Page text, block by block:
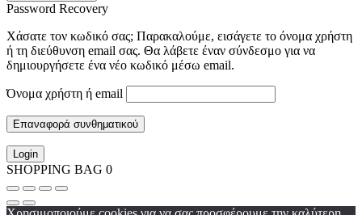
Password Recovery
Χάσατε τον κωδικό σας; Παρακαλούμε, εισάγετε το όνομα χρήστη
ή τη διεύθυνση email σας. Θα λάβετε έναν σύνδεσμο για να
δημιουργήσετε ένα νέο κωδικό μέσω email.
Όνομα χρήστη ή email
Επαναφορά συνθηματικού
Login
SHOPPING BAG 0